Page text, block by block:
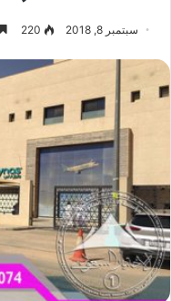
سبتمبر 8, 2018 220